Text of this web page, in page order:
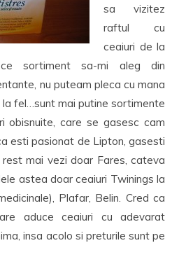
sa vizitez
raftul cu
ceaiuri de la
sortiment sa-mi aleg din
nu puteam pleca cu mana
fel…sunt mai putine sortimente
obisnuite, care se gasesc cam
esti pasionat de Lipton, gasesti
mai vezi doar Fares, cateva
astea doar ceaiuri Twinings la
Plafar, Belin. Cred ca
aduce ceaiuri cu adevarat
insa acolo si preturile sunt pe